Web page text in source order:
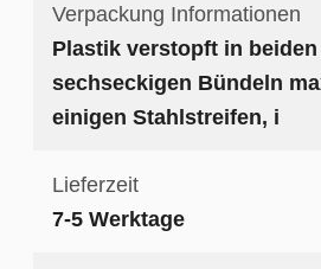
Verpackung Informationen
Plastik verstopft in
sechseckigen Bündeln
einigen Stahlstreifen, i
Lieferzeit
7-5 Werktage